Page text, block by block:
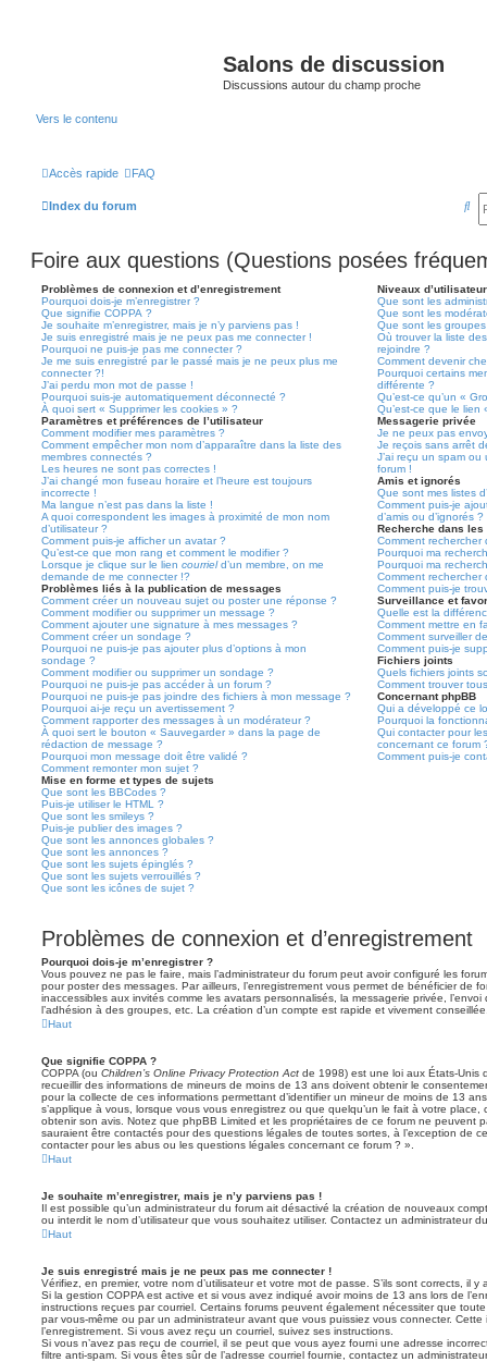
Salons de discussion
Discussions autour du champ proche
Vers le contenu
Accès rapide FAQ
Index du forum
R
c
e
r
c
e
r
Foire aux questions (Questions posées
Problèmes de connexion et d’enregistrement
Pourquoi dois-je m’enregistrer ?
Que signifie COPPA ?
Je souhaite m’enregistrer, mais je n’y parviens pas !
Je suis enregistré mais je ne peux pas me connecter !
Pourquoi ne puis-je pas me connecter ?
Je me suis enregistré par le passé mais je ne peux plus me
connecter ?!
J’ai perdu mon mot de passe !
Pourquoi suis-je automatiquement déconnecté ?
À quoi sert « Supprimer les cookies » ?
Paramètres et préférences de l’utilisateur
Comment modifier mes paramètres ?
Comment empêcher mon nom d’apparaître dans la liste des
membres connectés ?
Les heures ne sont pas correctes !
J’ai changé mon fuseau horaire et l’heure est toujours
incorrecte !
Ma langue n’est pas dans la liste !
A quoi correspondent les images à proximité de mon nom
d’utilisateur ?
Comment puis-je afficher un avatar ?
Qu’est-ce que mon rang et comment le modifier ?
Lorsque je clique sur le lien courrield’un membre, on me
demande de me connecter !?
Problèmes liés à la publication de messages
Comment créer un nouveau sujet ou poster une réponse ?
Comment modifier ou supprimer un message ?
Comment ajouter une signature à mes messages ?
Comment créer un sondage ?
Pourquoi ne puis-je pas ajouter plus d’options à mon
sondage ?
Comment modifier ou supprimer un sondage ?
Pourquoi ne puis-je pas accéder à un forum ?
Pourquoi ne puis-je pas joindre des fichiers à mon message ?
Pourquoi ai-je reçu un avertissement ?
Comment rapporter des messages à un modérateur ?
À quoi sert le bouton « Sauvegarder » dans la page de
rédaction de message ?
Pourquoi mon message doit être validé ?
Comment remonter mon sujet ?
Mise en forme et types de sujets
Que sont les BBCodes ?
Puis-je utiliser le HTML ?
Que sont les smileys ?
Puis-je publier des images ?
Que sont les annonces globales ?
Que sont les annonces ?
Que sont les sujets épinglés ?
Que sont les sujets verrouillés ?
Que sont les icônes de sujet ?
Niveaux
Que sont les
Que sont les
Que sont les groupes
Où trouver la liste
rejoindre ?
Comment devenir
Pourquoi certains
différente ?
Qu’est-ce qu’un «
Qu’est-ce que le lien
Messagerie privée
Je ne peux pas
Je reçois sans arrêt
J’ai reçu un spam ou
forum !
Amis et ignorés
Que sont mes listes
Comment puis-je
d’amis ou d’ignorés ?
Recherche dans les
Comment rechercher
Pourquoi ma
Pourquoi ma
Comment rechercher
Comment puis-je
Surveillance et
Quelle est la
Comment mettre en
Comment surveiller
Comment puis-je
Fichiers joints
Quels fichiers joints
Comment trouver
Concernant phpBB
Qui a développé ce
Pourquoi la
Qui contacter pour
concernant ce forum
Comment puis-je
Problèmes de connexion et d’enregistrement
Pourquoi dois-je m’enregistrer ?
Vous pouvez ne pas le faire, mais l’administrateur du forum peut avoir configuré les
pour poster des messages. Par ailleurs, l’enregistrement vous permet de bénéficier de
inaccessibles aux invités comme les avatars personnalisés, la messagerie privée,
l’adhésion à des groupes, etc. La création d’un compte est rapide et vivement
Haut
Que signifie COPPA ?
COPPA (ou Children’s Online Privacy Protection Act de 1998) est une loi aux États-Unis
recueillir des informations de mineurs de moins de 13 ans doivent obtenir le
pour la collecte de ces informations permettant d’identifier un mineur de moins de 13
s’applique à vous, lorsque vous vous enregistrez ou que quelqu’un le fait à votre
obtenir son avis. Notez que phpBB Limited et les propriétaires de ce forum ne peuvent
sauraient être contactés pour des questions légales de toutes sortes, à l’exception de
contacter pour les abus ou les questions légales concernant ce forum ? ».
Haut
Je souhaite m’enregistrer, mais je n’y parviens pas !
Il est possible qu’un administrateur du forum ait désactivé la création de nouveaux
ou interdit le nom d’utilisateur que vous souhaitez utiliser. Contactez un administrateur
Haut
Je suis enregistré mais je ne peux pas me connecter !
Vérifiez, en premier, votre nom d’utilisateur et votre mot de passe. S’ils sont corrects, il y
Si la gestion COPPA est active et si vous avez indiqué avoir moins de 13 ans lors de
instructions reçues par courriel. Certains forums peuvent également nécessiter que
par vous-même ou par un administrateur avant que vous puissiez vous connecter.
l’enregistrement. Si vous avez reçu un courriel, suivez ses instructions.
Si vous n’avez pas reçu de courriel, il se peut que vous ayez fourni une adresse
filtre anti-spam. Si vous êtes sûr de l’adresse courriel fournie, contactez un